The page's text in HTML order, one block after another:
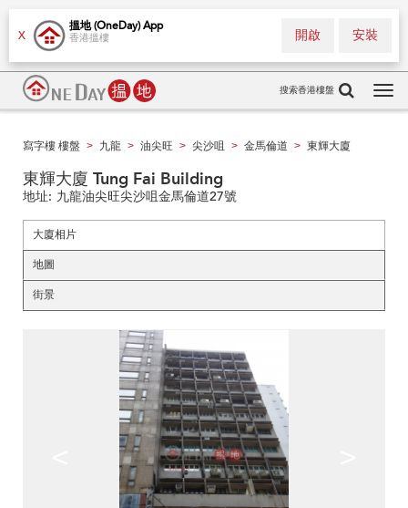
X
搵地 (OneDay) App
香港搵樓 安裝
開啟
搜索香港樓盤
寫字樓 樓盤 > 九龍 > 油尖旺 > 尖沙咀 > 金馬倫道 > 東輝大廈
東輝大廈 Tung Fai Building
地址: 九龍油尖旺尖沙咀金馬倫道27號
大廈相片
地圖
街景